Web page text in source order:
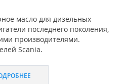
масло для дизельных
последнего поколения,
производителями.
Scania.